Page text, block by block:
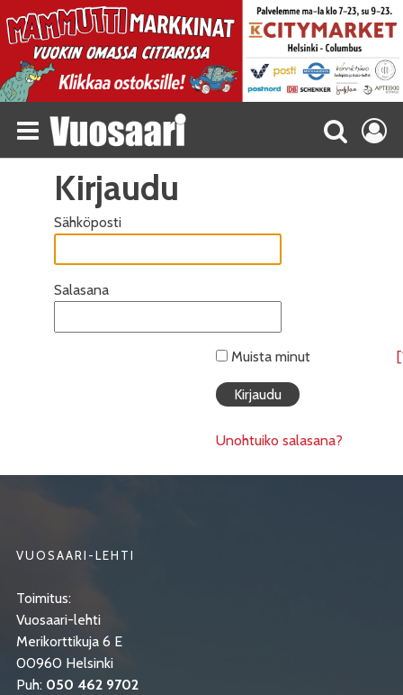
Kirjaudu
Sähköposti
Salasana
Muista minut
Unohtuiko salasana?
VUOSAARI-LEHTI
Toimitus:
Vuosaari-lehti
Merikorttikuja 6 E
00960 Helsinki
Puh: 050 462 9702